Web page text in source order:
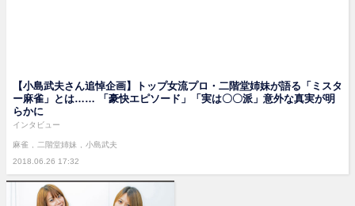
【小島武夫さん追悼企画】トップ女流プロ・二階堂姉妹が語る「ミスタ
ー麻雀」とは…… 「豪快エピソード」「実は〇〇派」意外な真実が明
らかに
2018.06.26 17:32
インタビュー
麻雀 二階堂姉妹 小島武夫